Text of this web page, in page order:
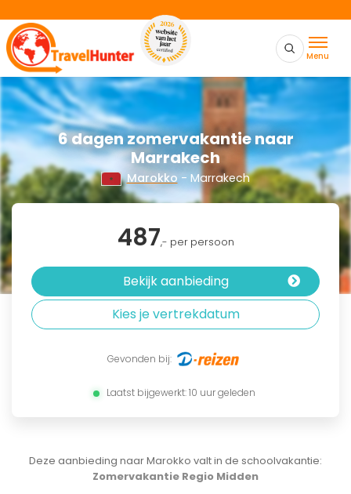
Menu
6 dagen zomervakantie naar
Marrakech
Marokko - Marrakech
487,- per persoon
Bekijk aanbieding
Kies je vertrekdatum
Gevonden bij:
Laatst bijgewerkt: 10 uur geleden
Deze aanbieding naar Marokko valt in de schoolvakantie:
Zomervakantie Regio Midden